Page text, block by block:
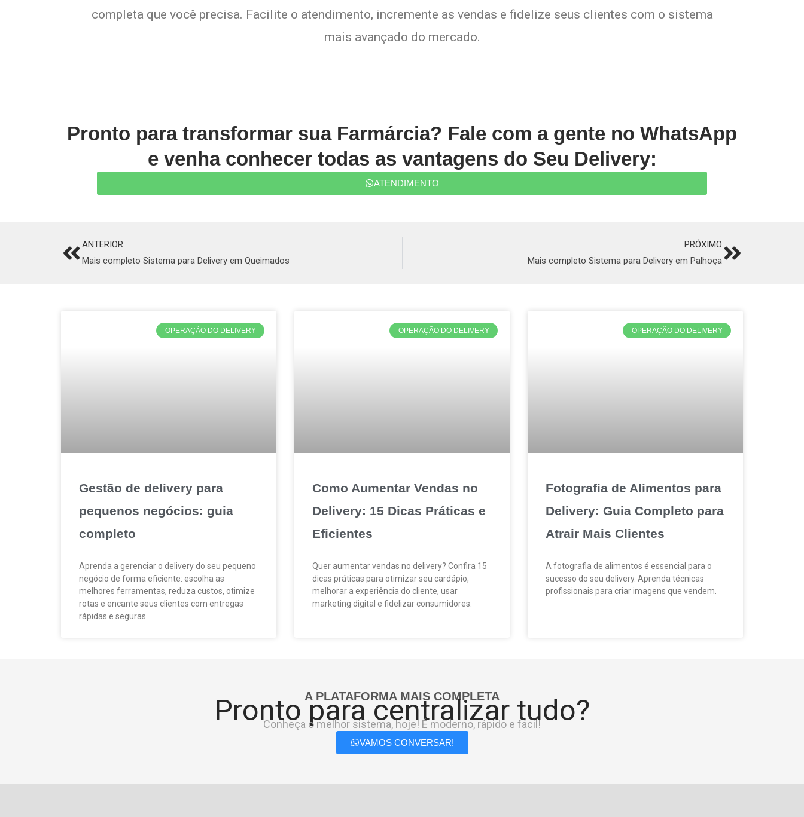
completa que você precisa. Facilite o atendimento, incremente as vendas e fidelize seus clientes com o sistema
mais avançado do mercado.
Pronto para transformar sua Farmárcia? Fale com a gente no WhatsApp
e venha conhecer todas as vantagens do Seu Delivery:
ATENDIMENTO
PrevANTERIOR
Mais completo Sistema para Delivery em Queimados
PRÓXIMO
Mais completo Sistema para Delivery em Palhoça Next
OPERAÇÃO DO DELIVERY
Gestão de delivery para
pequenos negócios: guia
completo
Aprenda a gerenciar o delivery do seu pequeno
negócio de forma eficiente: escolha as
melhores ferramentas, reduza custos, otimize
rotas e encante seus clientes com entregas
rápidas e seguras.
OPERAÇÃO DO DELIVERY
Como Aumentar Vendas no
Delivery: 15 Dicas Práticas e
Eficientes
Quer aumentar vendas no delivery? Confira 15
dicas práticas para otimizar seu cardápio,
melhorar a experiência do cliente, usar
marketing digital e fidelizar consumidores.
OPERAÇÃO DO DELIVERY
Fotografia de Alimentos para
Delivery: Guia Completo para
Atrair Mais Clientes
A fotografia de alimentos é essencial para o
sucesso do seu delivery. Aprenda técnicas
profissionais para criar imagens que vendem.
A PLATAFORMA MAIS COMPLETA
Pronto para centralizar tudo?
Conheça o melhor sistema, hoje! É moderno, rápido e fácil!
VAMOS CONVERSAR!